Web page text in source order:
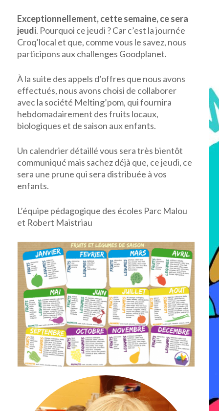
Exceptionnellement, cette semaine, ce sera
jeudi. Pourquoi ce jeudi ? Car c’est la journée
Croq’local et que, comme vous le savez, nous
participons aux challenges Goodplanet.
À la suite des appels d’offres que nous avons
effectués, nous avons choisi de collaborer
avec la société Melting’pom, qui fournira
hebdomadairement des fruits locaux,
biologiques et de saison aux enfants.
Un calendrier détaillé vous sera très bientôt
communiqué mais sachez déjà que, ce jeudi, ce
sera une prune qui sera distribuée à vos
enfants.
L’équipe pédagogique des écoles Parc Malou
et Robert Maistriau